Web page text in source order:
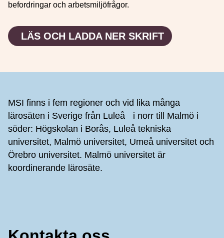
befordringar och arbetsmiljöfrågor.
LÄS OCH LADDA NER SKRIFT
MSI finns i fem regioner och vid lika många
lärosäten i Sverige från Luleå i norr till Malmö i
söder: Högskolan i Borås, Luleå tekniska
universitet, Malmö universitet, Umeå universitet och
Örebro universitet. Malmö universitet är
koordinerande lärosäte.